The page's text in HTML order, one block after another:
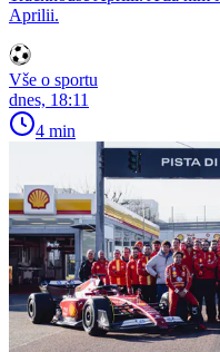
Aprilii.
Vše o sportu
dnes, 18:11
4 min